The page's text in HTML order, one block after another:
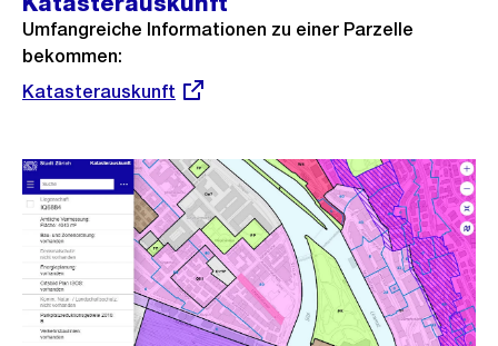
Umfangreiche Informationen zu einer Parzelle
bekommen:
Externer
Katasterauskunft